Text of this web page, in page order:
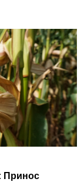
Принос